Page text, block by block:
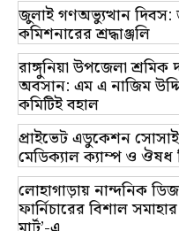
জুলাই গণঅভ্যুত্থান দিবস:
কমিশনারের শ্রদ্ধাঞ্জলি
রাঙ্গুনিয়া উপজেলা শ্রমিক
অবসান: এম এ নাজিম
কমিটিই বহাল
প্রাইভেট এডুকেশন
মেডিক্যাল ক্যাম্প ও ঔষধ
লোহাগাড়ায় নান্দনিক
ফার্নিচারের বিশাল